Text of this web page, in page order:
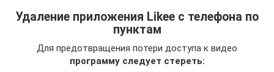
Удаление приложения Likee с телефона по
пунктам
Для предотвращения потери доступа к видео
программу следует стереть: